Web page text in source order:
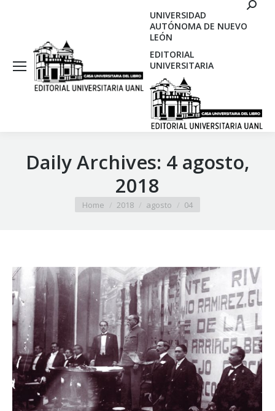
UNIVERSIDAD
AUTÓNOMA DE NUEVO
LEÓN
EDITORIAL
UNIVERSITARIA
Daily Archives: 4 agosto,
2018
You are here:
Home 2018 agosto 04